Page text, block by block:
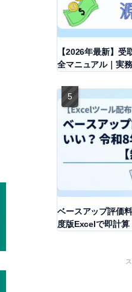
【2026年最新】
全マニュアル｜実
ベースアップ評価
度版Excelで即計算